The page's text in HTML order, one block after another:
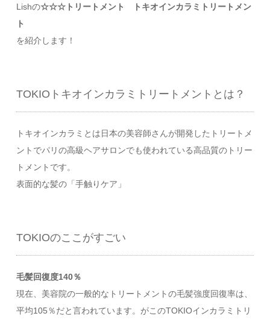
Lishの☆☆☆トリートメント トキオインカラミトリートメン
ト
を紹介します！
TOKIOトキオインカラミトリートメントとは？
トキオインカラミとは日本の美容師さんが開発したトリートメ
ントでパリの高級ヘアサロンでも使われている高品質のトリー
トメントです。
表面的な髪の「手触りケア」
TOKIOのここがすごい
毛髪回復度140％
現在、美容院の一般的なトリートメントの毛髪強度回復率は、
平均105％だと言われています。がこのTOKIOインカラミトリ